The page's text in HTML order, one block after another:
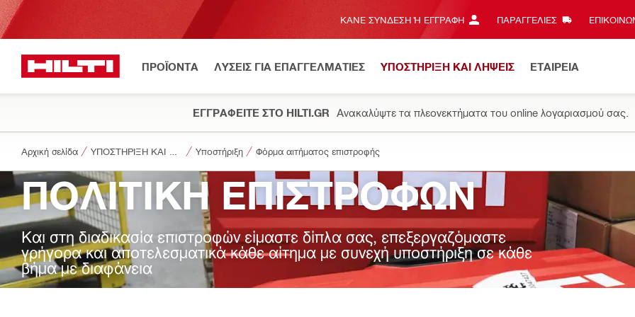
ΚΆΝΕ ΣΎΝΔΕΣΗ Ή ΕΓΓΡΑΦΉ ΠΑΡΑΓΓΕΛΙΕΣ
ΠΡΟΪΟΝΤΑ ΛΥΣΕΙΣ ΓΙΑ ΕΠΑΓΓΕΛΜΑΤΙΕΣ ΥΠΟΣΤΗΡΙΞΗ ΚΑΙ ΛΗΨΕΙΣ ΕΤΑΙΡΕΙΑ
ΕΓΓΡΑΦΕΙΤΕ ΣΤΟ HILTI.GR Ανακαλύψτε τα πλεονεκτήματα του online λογαριασμού σας.
Αρχική σελίδα Υποστήριξη Φόρμα αιτήματος επιστροφής
ΠΟΛΙΤΙΚΗ ΕΠΙΣΤΡΟΦΩΝ
Και στη διαδικασία επιστροφών είμαστε δίπλα σας, επεξεργαζόμαστε
γρήγορα και αποτελεσματικά κάθε αίτημα με συνεχή υποστήριξη σε κάθε
βήμα με διαφάνεια